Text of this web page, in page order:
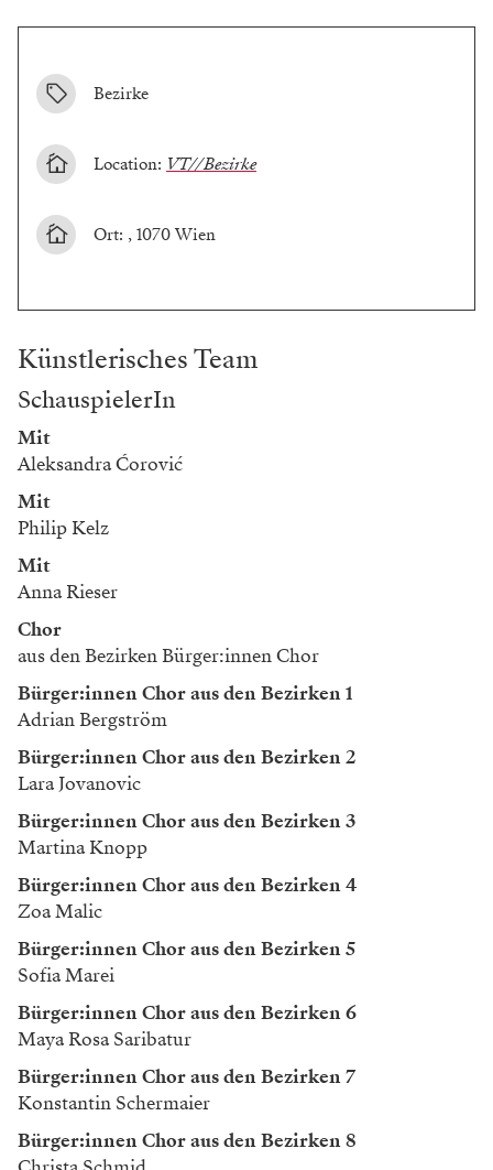
Bezirke
Location: VT//Bezirke
Ort: , 1070 Wien
Künstlerisches Team
SchauspielerIn
Mit
Aleksandra Ćorović
Mit
Philip Kelz
Mit
Anna Rieser
Chor
aus den Bezirken Bürger:innen Chor
Bürger:innen Chor aus den Bezirken 1
Adrian Bergström
Bürger:innen Chor aus den Bezirken 2
Lara Jovanovic
Bürger:innen Chor aus den Bezirken 3
Martina Knopp
Bürger:innen Chor aus den Bezirken 4
Zoa Malic
Bürger:innen Chor aus den Bezirken 5
Sofia Marei
Bürger:innen Chor aus den Bezirken 6
Maya Rosa Saribatur
Bürger:innen Chor aus den Bezirken 7
Konstantin Schermaier
Bürger:innen Chor aus den Bezirken 8